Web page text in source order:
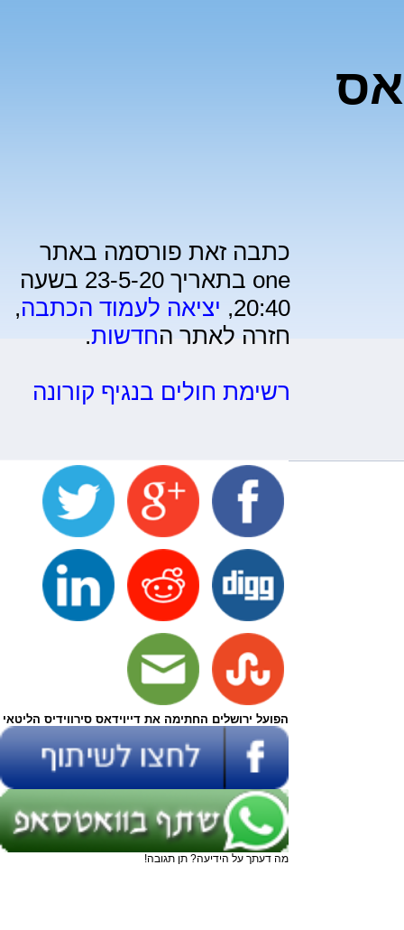
כתבה זאת פורסמה באתר
one בתאריך 23-5-20 בשעה
20:40, יציאה לעמוד הכתבה,
חזרה לאתר החדשות.
רשימת חולים בנגיף קורונה
הפועל ירושלים החתימה את דייוידאס סירווידיס הליטאי
מה דעתך על הידיעה? תן תגובה!